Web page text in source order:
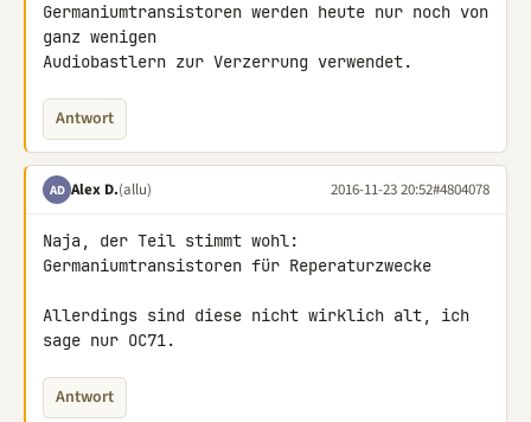
Germaniumtransistoren werden heute nur noch von
ganz wenigen
Audiobastlern zur Verzerrung verwendet.
Antwort
AD Alex D.(allu) 2016-11-23 20:52#4804078
Naja, der Teil stimmt wohl:
Germaniumtransistoren für Reperaturzwecke
Allerdings sind diese nicht wirklich alt, ich
sage nur OC71.
Antwort